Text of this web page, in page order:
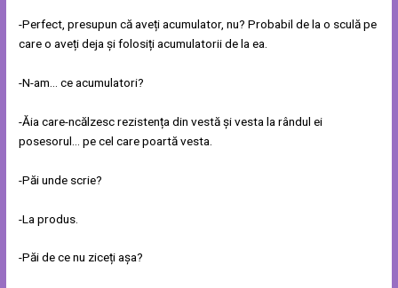
-Perfect, presupun că aveți acumulator, nu? Probabil de la o sculă pe
care o aveți deja și folosiți acumulatorii de la ea.
-N-am… ce acumulatori?
-Ăia care-ncălzesc rezistența din vestă și vesta la rândul ei
posesorul… pe cel care poartă vesta.
-Păi unde scrie?
-La produs.
-Păi de ce nu ziceți așa?